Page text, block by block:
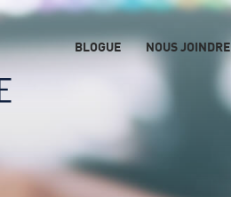
BLOGUE NOUS JOINDRE